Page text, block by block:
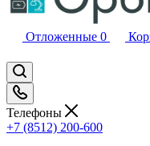
Отложенные 0
Телефоны
+7 (8512) 200-600